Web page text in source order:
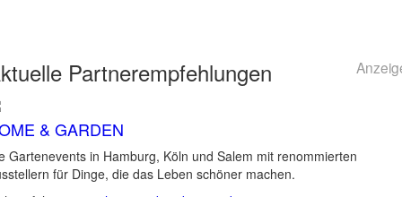
Partnerempfehlungen
& GARDEN
Gartenevents in Hamburg, Köln und Salem mit renommierten
für Dinge, die das Leben schöner machen.